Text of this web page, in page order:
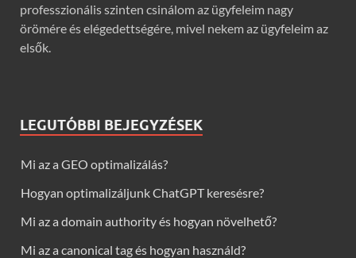
professzionális szinten csinálom az ügyfeleim nagy
örömére és elégedettségére, mivel nekem az ügyfeleim az
elsők.
LEGUTÓBBI BEJEGYZÉSEK
Mi az a GEO optimalizálás?
Hogyan optimalizáljunk ChatGPT keresésre?
Mi az a domain authority és hogyan növelhető?
Mi az a canonical tag és hogyan használd?